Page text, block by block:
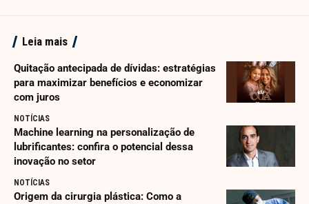
Leia mais
Quitação antecipada de dívidas: estratégias
para maximizar benefícios e economizar
com juros
NOTÍCIAS
Machine learning na personalização de
lubrificantes: confira o potencial dessa
inovação no setor
NOTÍCIAS
Origem da cirurgia plástica: Como a